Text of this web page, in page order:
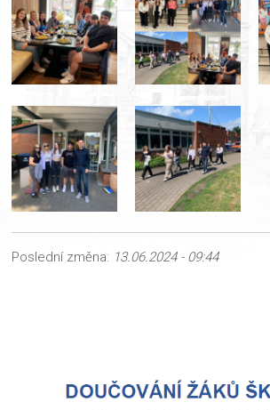
Poslední změna: 13.06.2024 - 09:44